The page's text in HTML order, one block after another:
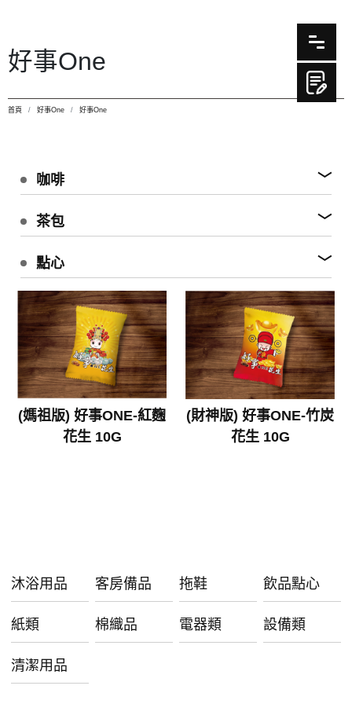
好事One
首頁 好事One 好事One
咖啡
茶包
點心
(媽祖版) 好事ONE-紅麴
花生 10G
(財神版) 好事ONE-竹炭
花生 10G
沐浴用品 客房備品 拖鞋 飲品點心
紙類 棉織品 電器類 設備類
清潔用品